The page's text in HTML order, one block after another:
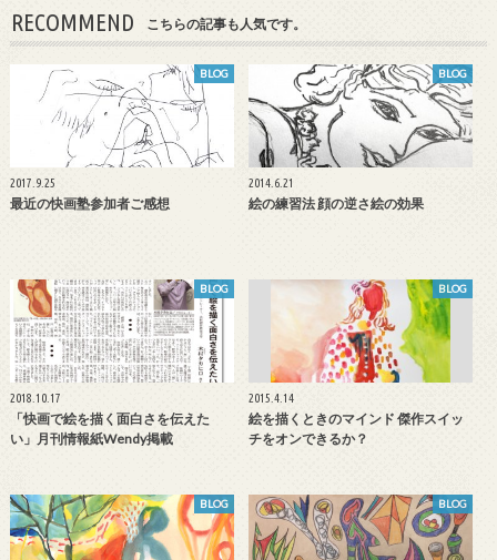
RECOMMEND こちらの記事も人気です。
BLOG
2017.9.25
最近の快画塾参加者ご感想
BLOG
2014.6.21
絵の練習法 顔の逆さ絵の効果
BLOG
2018.10.17
「快画で絵を描く面白さを伝えた
い」月刊情報紙Wendy掲載
BLOG
2015.4.14
絵を描くときのマインド 傑作スイッ
チをオンできるか？
BLOG BLOG